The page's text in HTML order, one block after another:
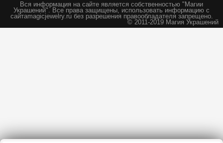
Вся информация на сайте является собственностью "Магии
Украшений". Все права защищены, использовать информацию с
сайтаmagicjewelry.ru без разрешения правообладателя запрещено.
© 2011-2019 Магия Украшений